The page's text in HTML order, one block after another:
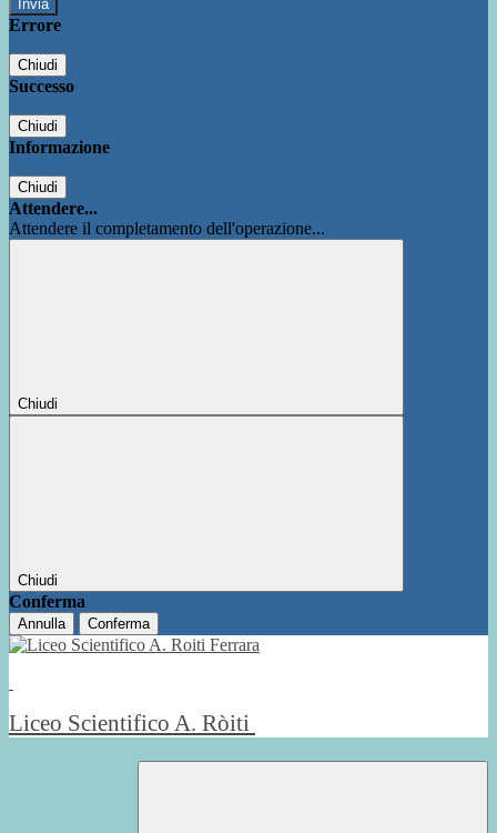
Errore
Chiudi
Successo
Chiudi
Informazione
Chiudi
Attendere...
Attendere il completamento dell'operazione...
Chiudi
Chiudi
Conferma
Annulla Conferma
Liceo Scientifico A. Ròiti